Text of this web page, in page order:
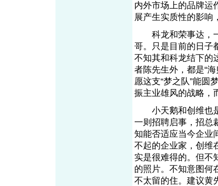
内外市场上的品牌运
展产生实质性的影响
科龙和荣事达，一
哥。只是目前的日子
不知其和科龙结下的
者陈先生外，都是“
愿这支“梦之队”能圆
振主业雄风的战略，
小天鹅和创维也是
一则招聘启事，招总
知能否适应当今企业
不起的企业家，创维
实是很难得的。但不
的照片。不知意图何
不太留的住。建议黄